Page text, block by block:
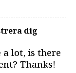
dig
lot, is there
Thanks!